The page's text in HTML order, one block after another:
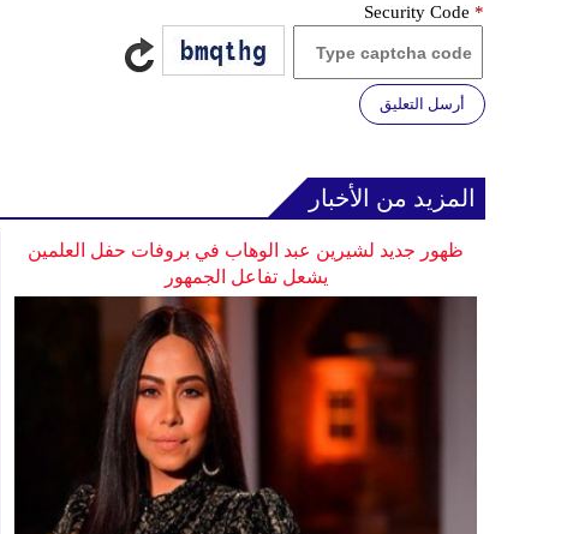
Security Code *
أرسل التعليق
المزيد من الأخبار
ظهور جديد لشيرين عبد الوهاب في بروفات حفل العلمين
يشعل تفاعل الجمهور